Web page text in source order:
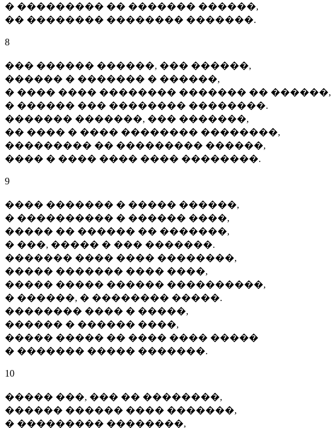
� ��������� �� ������� ������,
�� �������� �������� �������.
8
��� ������ ������, ��� ������,
������ � ������� � ������,
� ���� ���� �������� ������� �� ������,
� ������ ��� �������� ��������.
������� �������, ��� �������,
�� ���� � ���� �������� ��������,
��������� �� ��������� ������,
���� � ���� ���� ���� ��������.
9
���� ������� � ����� ������,
� ���������� � ������ ����,
����� �� ������ �� �������,
� ���, ����� � ��� �������.
������� ���� ���� ��������,
����� ������� ���� ����,
����� ����� ������ ����������,
� ������, � �������� �����.
�������� ���� � �����,
������ � ������ ����,
����� ����� �� ���� ���� �����
� ������� ����� �������.
10
����� ���, ��� �� ��������,
������ ������ ���� �������,
� ��������� ��������,